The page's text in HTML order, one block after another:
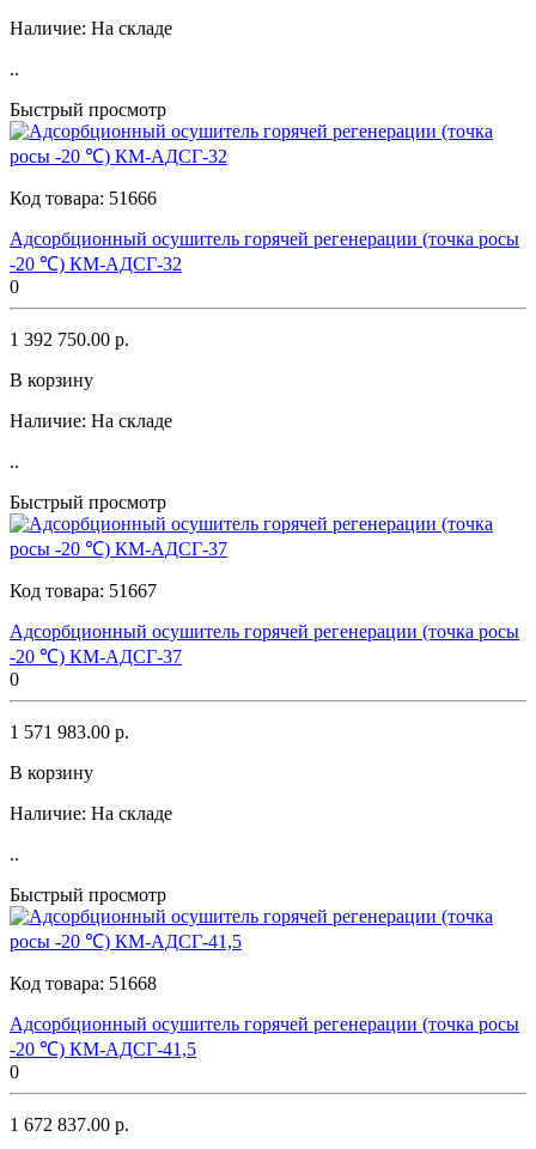
Наличие: На складе
..
Быстрый просмотр
Код товара: 51666
Адсорбционный осушитель горячей регенерации (точка росы
-20 ℃) КМ-АДСГ-32
0
1 392 750.00 р.
В корзину
Наличие: На складе
..
Быстрый просмотр
Код товара: 51667
Адсорбционный осушитель горячей регенерации (точка росы
-20 ℃) КМ-АДСГ-37
0
1 571 983.00 р.
В корзину
Наличие: На складе
..
Быстрый просмотр
Код товара: 51668
Адсорбционный осушитель горячей регенерации (точка росы
-20 ℃) КМ-АДСГ-41,5
0
1 672 837.00 р.